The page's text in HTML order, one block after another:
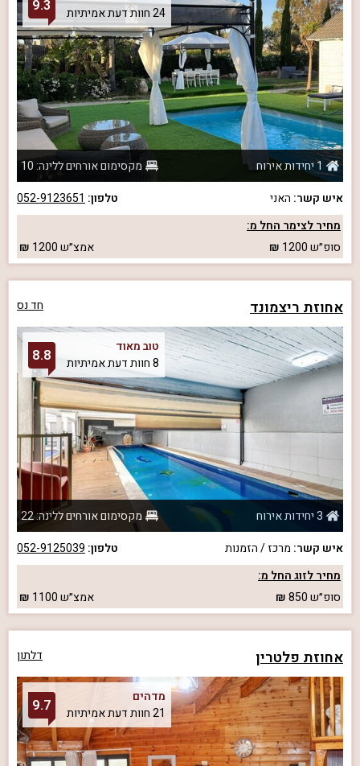
24 חוות דעת אמיתיות
9.3
1 יחידות אירוח
מקסימום אורחים ללינה: 10
איש קשר: האני טלפון: 052-9123651
מחיר לצימר החל מ:
סופ״ש1200 אמצ״ש1200
אחוזת ריצמונד חד נס
טוב מאוד
8 חוות דעת אמיתיות
8.8
3 יחידות אירוח
מקסימום אורחים ללינה: 22
איש קשר: מרכז / הזמנות טלפון: 052-9125039
מחיר לזוג החל מ:
סופ״ש850 אמצ״ש1100
אחוזת פלטרין דלתון
מדהים
21 חוות דעת אמיתיות
9.7